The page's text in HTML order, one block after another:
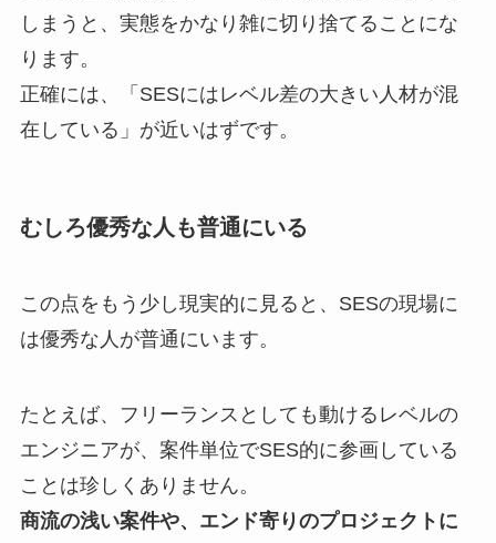
しまうと、実態をかなり雑に切り捨てることにな
ります。
正確には、「SESにはレベル差の大きい人材が混
在している」が近いはずです。
むしろ優秀な人も普通にいる
この点をもう少し現実的に見ると、SESの現場に
は優秀な人が普通にいます。
たとえば、フリーランスとしても動けるレベルの
エンジニアが、案件単位でSES的に参画している
ことは珍しくありません。
商流の浅い案件や、エンド寄りのプロジェクトに